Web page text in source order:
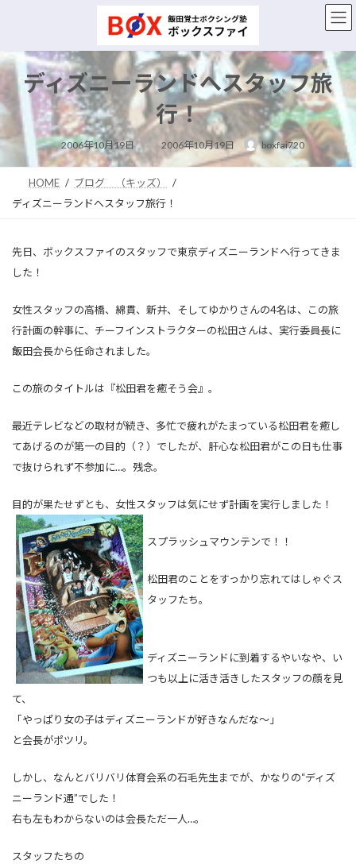
ツ
へ
ス
キ
ッ
シ
ョ
ン
に
移
ディズニーランドへスタッフ旅
行！
2006年10月19日
終
更
新
時
2006年10月19日 boxfai720
HOME
ブログ （キッズ）
ディズニーランドへスタッフ旅行！
先日、ボックスファイのスタッフで東京ディズニーランドへ行ってきま
した！
女性スタッフの高橋、綿貫、新井、そしてゆかりさんの4名は、この旅
行計画の幹事に、チーフインストラクターの松田さんは、実行委員長に
飯田会長から任命されました。
この旅のタイトルは『松田君を癒そう会』。
最近テレビなどの取材が続き、多忙で疲れがたまっている松田君を癒し
てあげるのが第一の目的（？）でしたが、肝心な松田君がこの日も仕事
で抜けられず不参加に…。残念。
目的が果たせずとも、女性スタッフは気にせず計画を実行しました！
スプラッシュマウンテンで！！
松田君のことをすっかり忘れてはしゃぐス
タッフたち。
ディズニーランドに到着するやいなや、い
つも以上に活き活きしたスタッフの顔を見
て、
「やっぱり女の子はディズニーランドが好きなんだな～」
と会長がポツリ。
しかし、なんとバリバリ体育会系の石毛先生までが、かなりの“ディズ
ニーランド通”でした！
右も左もわからないのは会長ただ一人…。
スタッフたちの